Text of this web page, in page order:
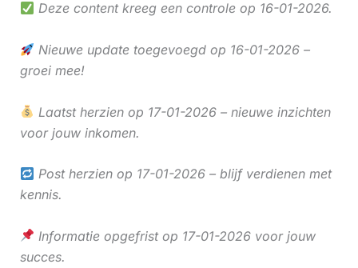
Deze content kreeg een controle op 16-01-2026.
Nieuwe update toegevoegd op 16-01-2026 –
groei mee!
Laatst herzien op 17-01-2026 – nieuwe inzichten
voor jouw inkomen.
Post herzien op 17-01-2026 – blijf verdienen met
kennis.
Informatie opgefrist op 17-01-2026 voor jouw
succes.